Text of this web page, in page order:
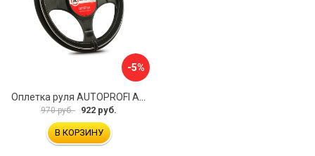
-5%
970 руб. 922 руб.
В КОРЗИНУ